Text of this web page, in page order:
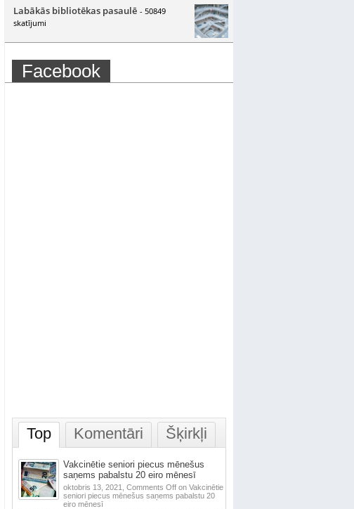
Labākās bibliotēkas pasaulē - 50849
skatījumi
Facebook
Top Komentāri Šķirkļi
Vakcinētie seniori piecus mēnešus
saņems pabalstu 20 eiro mēnesī
oktobris 13, 2021, Comments Offon Vakcinētie
seniori piecus mēnešus saņems pabalstu 20
eiro mēnesī